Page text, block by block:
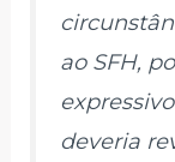
ao SFH,
deveria